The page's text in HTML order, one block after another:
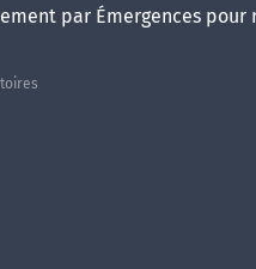
par Émergences
INFOS PRATIQUES
en hypnose (FIF PL, CPF,